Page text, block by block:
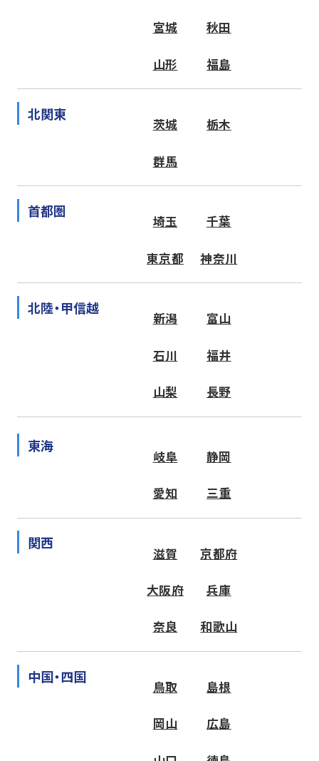
宮城 秋田
山形 福島
北関東
茨城 栃木
群馬
首都圏
埼玉 千葉
東京都 神奈川
北陸・甲信越
新潟 富山
石川 福井
山梨 長野
東海
岐阜 静岡
愛知 三重
関西
滋賀 京都府
大阪府 兵庫
奈良 和歌山
中国・四国
鳥取 島根
岡山 広島